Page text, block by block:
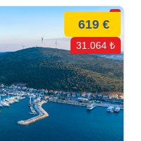
619 €
31.064 ₺